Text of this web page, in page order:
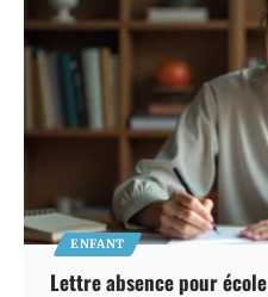
ENFANT
Lettre absence pour